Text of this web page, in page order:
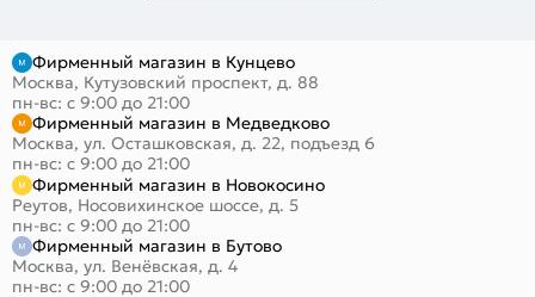
Фирменный магазин в Кунцево
Москва, Кутузовский проспект, д. 88
пн-вс: с 9:00 до 21:00
Фирменный магазин в Медведково
Москва, ул. Осташковская, д. 22, подъезд 6
пн-вс: с 9:00 до 21:00
Фирменный магазин в Новокосино
Реутов, Носовихинское шоссе, д. 5
пн-вс: с 9:00 до 21:00
Фирменный магазин в Бутово
Москва, ул. Венёвская, д. 4
пн-вс: с 9:00 до 21:00